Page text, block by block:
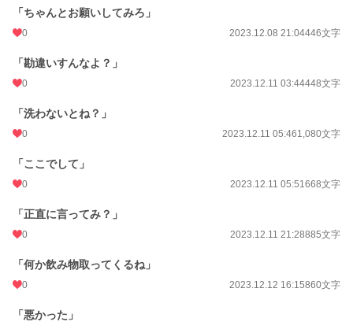
「ちゃんとお願いしてみろ」
0 2023.12.08 21:04446文字
「勘違いすんなよ？」
0 2023.12.11 03:44448文字
「洗わないとね？」
0 2023.12.11 05:461,080文字
「ここでして」
0 2023.12.11 05:51668文字
「正直に言ってみ？」
0 2023.12.11 21:28885文字
「何か飲み物取ってくるね」
0 2023.12.12 16:15860文字
「悪かった」